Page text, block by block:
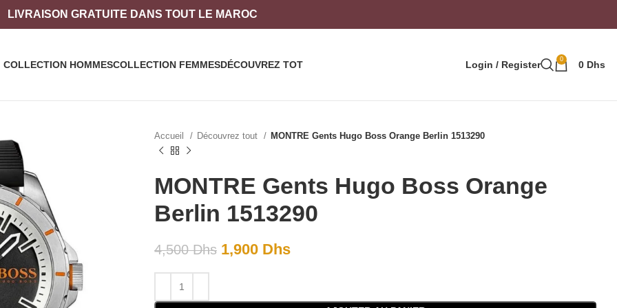
LIVRAISON GRATUITE DANS TOUT LE MAROC
COLLECTION HOMMESCOLLECTION FEMMESDÉCOUVREZ TOT Login / Register 0 0 Dhs
Accueil Découvrez tout MONTRE Gents Hugo Boss Orange Berlin 1513290
MONTRE Gents Hugo Boss Orange
Berlin 1513290
4,500Dhs 1,900 Dhs